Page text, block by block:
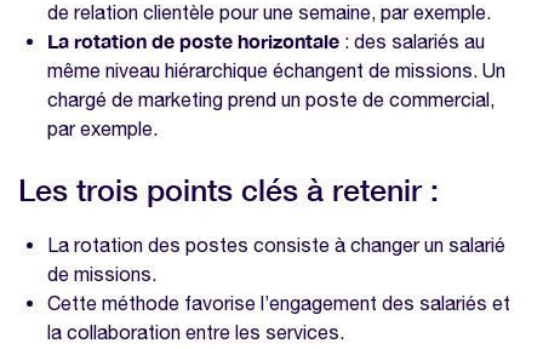
de relation clientèle pour une semaine, par exemple.
La rotation de poste horizontale : des salariés au
même niveau hiérarchique échangent de missions. Un
chargé de marketing prend un poste de commercial,
par exemple.
Les trois points clés à retenir :
La rotation des postes consiste à changer un salarié
de missions.
Cette méthode favorise l’engagement des salariés et
la collaboration entre les services.